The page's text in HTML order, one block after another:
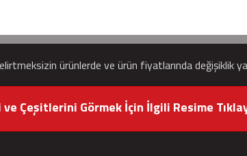
ürünlerde ve ürün fiyatlarında değişiklik
Çeşitlerini Görmek İçin İlgili Resime